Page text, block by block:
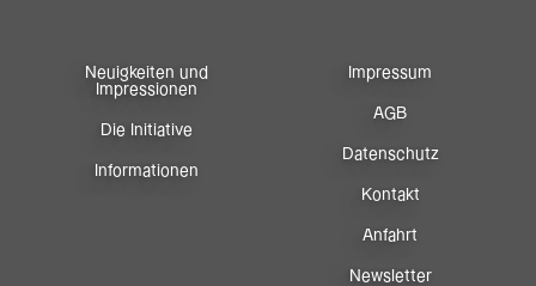
Neuigkeiten und
Impressionen
Die Initiative
Informationen
Impressum
AGB
Datenschutz
Kontakt
Anfahrt
Newsletter